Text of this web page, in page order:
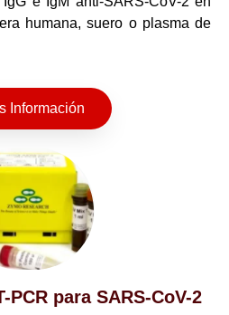
humana, suero o plasma de
Información
para SARS-CoV-2